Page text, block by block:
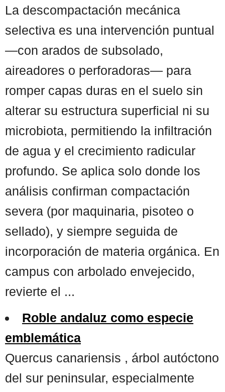
La descompactación mecánica
selectiva es una intervención puntual
—con arados de subsolado,
aireadores o perforadoras— para
romper capas duras en el suelo sin
alterar su estructura superficial ni su
microbiota, permitiendo la infiltración
de agua y el crecimiento radicular
profundo. Se aplica solo donde los
análisis confirman compactación
severa (por maquinaria, pisoteo o
sellado), y siempre seguida de
incorporación de materia orgánica. En
campus con arbolado envejecido,
revierte el ...
Roble andaluz como especie
emblemática
Quercus canariensis , árbol autóctono
del sur peninsular, especialmente